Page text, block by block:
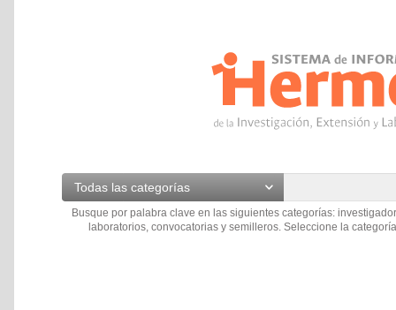
Todas las categorías
Busque por palabra clave en las siguientes categorías:
laboratorios, convocatorias y semilleros. Seleccione la